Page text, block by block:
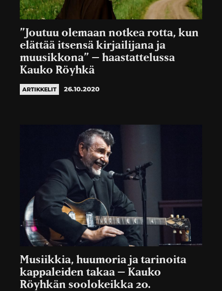
”Joutuu olemaan notkea rotta, kun
elättää itsensä kirjailijana ja
muusikkona” – haastattelussa
Kauko Röyhkä
ARTIKKELIT 26.10.2020
Musiikkia, huumoria ja tarinoita
kappaleiden takaa – Kauko
Röyhkän soolokeikka 20.